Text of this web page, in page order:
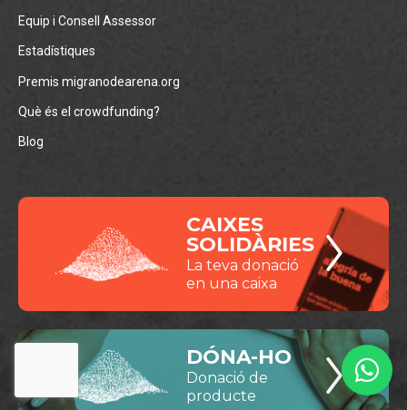
Equip i Consell Assessor
Estadístiques
Premis migranodearena.org
Què és el crowdfunding?
Blog
CAIXES
SOLIDÀRIES
La teva donació
en una caixa
DÓNA-HO
Donació de
producte